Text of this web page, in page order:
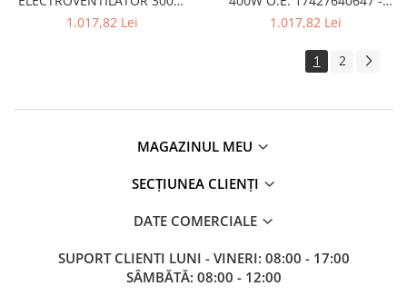
O.E. 17427640646 - BMW
1.017,82 Lei
BMW SERIA 1 F20 F21 , SERIA
F34 F35 , SERIA 4 F32 F33 F36
1.017,82 Lei
1 2
MAGAZINUL MEU
SECȚIUNEA CLIENȚI
DATE COMERCIALE
SUPORT CLIENTI LUNI - VINERI: 08:00 - 17:00
SÂMBĂTĂ: 08:00 - 12:00